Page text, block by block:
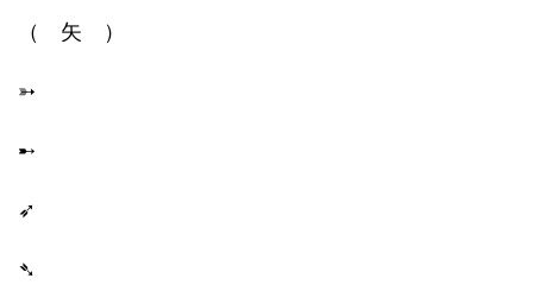
（ 矢 ）
➳
➸
➶
➴